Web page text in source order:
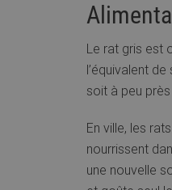
Le rat gris est
l’équivalent
soit à peu
En ville, les
nourrissent
une nouvelle